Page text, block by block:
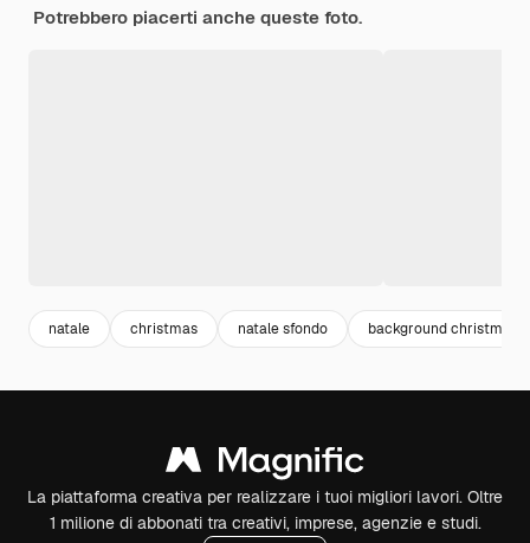
Potrebbero piacerti anche queste foto.
natale christmas natale sfondo background christmas
La piattaforma creativa per realizzare i tuoi migliori lavori. Oltre
1 milione di abbonati tra creativi, imprese, agenzie e studi.